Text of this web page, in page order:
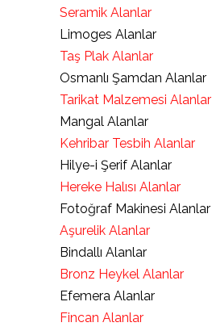
Seramik Alanlar
Limoges Alanlar
Taş Plak Alanlar
Osmanlı Şamdan Alanlar
Tarikat Malzemesi Alanlar
Mangal Alanlar
Kehribar Tesbih Alanlar
Hilye-i Şerif Alanlar
Hereke Halısı Alanlar
Fotoğraf Makinesi Alanlar
Aşurelik Alanlar
Bindallı Alanlar
Bronz Heykel Alanlar
Efemera Alanlar
Fincan Alanlar